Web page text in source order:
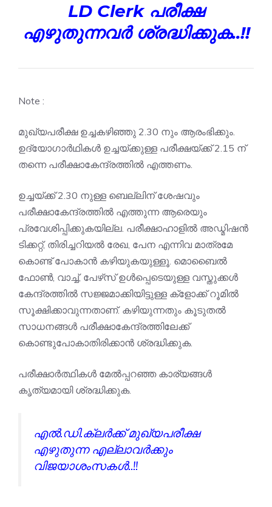
LD Clerk പരീക്ഷ
എഴുതുന്നവർ ശ്രദ്ധിക്കുക..!!
Note :
മുഖ്യപരീക്ഷ ഉച്ചകഴിഞ്ഞു 2.30 നും ആരംഭിക്കും.
ഉദ്യോഗാർഥികൾ ഉച്ചയ്ക്കുള്ള പരീക്ഷയ്ക്ക് 2.15 ന്
തന്നെ പരീക്ഷാകേന്ദ്രത്തിൽ എത്തണം.
ഉച്ചയ്ക്ക് 2.30 നുള്ള ബെല്ലിന് ശേഷവും
പരീക്ഷാകേന്ദ്രത്തിൽ എത്തുന്ന ആരെയും
പ്രവേശിപ്പിക്കുകയില്ല. പരീക്ഷാഹാളിൽ അഡ്മിഷൻ
ടിക്കറ്റ്, തിരിച്ചറിയൽ രേഖ, പേന എന്നിവ മാത്രമേ
കൊണ്ട് പോകാൻ കഴിയുകയുള്ളൂ. മൊബൈൽ
ഫോൺ, വാച്ച്, പേഴ്‌സ് ഉൾപ്പെടെയുള്ള വസ്തുക്കൾ
കേന്ദ്രത്തിൽ സജ്ജമാക്കിയിട്ടുള്ള ക്ളോക്ക് റൂമിൽ
സൂക്ഷിക്കാവുന്നതാണ്. കഴിയുന്നതും കൂടുതൽ
സാധനങ്ങൾ പരീക്ഷാകേന്ദ്രത്തിലേക്ക്
കൊണ്ടുപോകാതിരിക്കാൻ ശ്രദ്ധിക്കുക.
പരീക്ഷാർത്ഥികൾ മേൽപ്പറഞ്ഞ കാര്യങ്ങൾ
കൃത്യമായി ശ്രദ്ധിക്കുക.
എൽ.ഡി.ക്ലർക്ക് മുഖ്യപരീക്ഷ
എഴുതുന്ന എല്ലാവർക്കും
വിജയാശംസകൾ..!!